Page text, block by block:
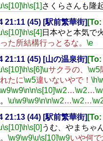
\s[10]\h\s[1] さくらさんも隆
21:11 (45) [駅前繁華街]
\s[10]\h\s[4] 日本やと本気で
た所結構行っとるな。 \e
21:11 (45) [山の温泉街]
\s[10]\h\s[6]\uサクラの、 \w5
たに\w5違いないやで！ \h
\w9\n\n\s[10]\w2…\w2…
\u\w9\w9\n\n\w2…\w2…
21:13 (44) [駅前繁華街]
\s[10]\h\s[0] うむ、やまちゃ
\w9\w9\u\s[10]\w9いや何で